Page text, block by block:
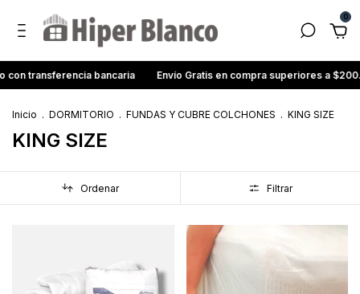
0
con transferencia bancaria Envío Gratis en compra superiores a
Inicio . DORMITORIO . FUNDAS Y CUBRE COLCHONES . KING SIZE
KING SIZE
Ordenar Filtrar